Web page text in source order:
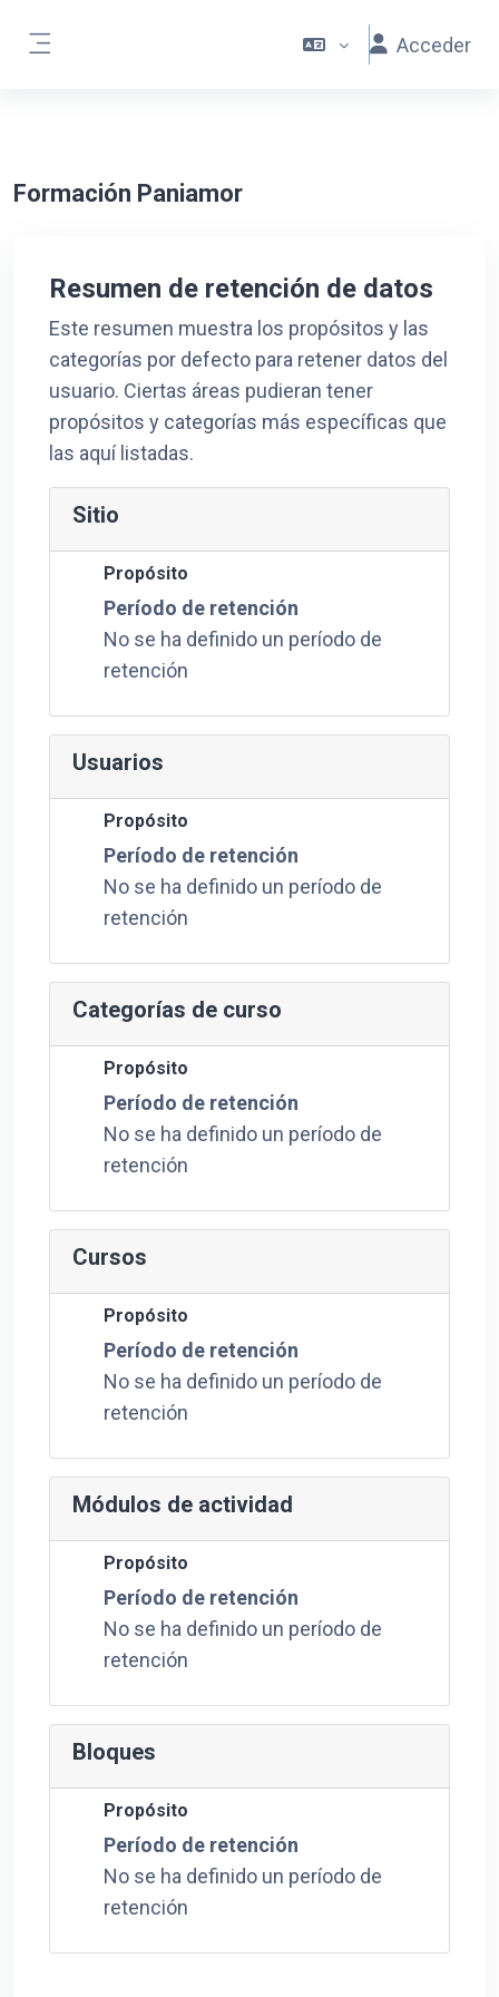
Acceder
Formación Paniamor
Resumen de retención de datos
Este resumen muestra los propósitos y las
categorías por defecto para retener datos del
usuario. Ciertas áreas pudieran tener
propósitos y categorías más específicas que
las aquí listadas.
Sitio
Propósito
Período de retención
No se ha definido un período de
retención
Usuarios
Propósito
Período de retención
No se ha definido un período de
retención
Categorías de curso
Propósito
Período de retención
No se ha definido un período de
retención
Cursos
Propósito
Período de retención
No se ha definido un período de
retención
Módulos de actividad
Propósito
Período de retención
No se ha definido un período de
retención
Bloques
Propósito
Período de retención
No se ha definido un período de
retención